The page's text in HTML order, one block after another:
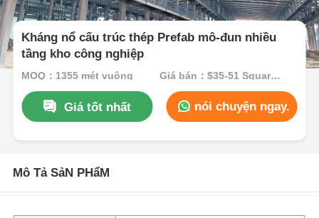
Kháng nổ cấu trúc thép Prefab mô-đun nhiều
tầng kho công nghiệp
MOQ：1355 mét vuông Giá bán：$35-51 Square Meters
Giá tốt nhất nói chuyện ngay.
Mô Tả SảN PHẩM